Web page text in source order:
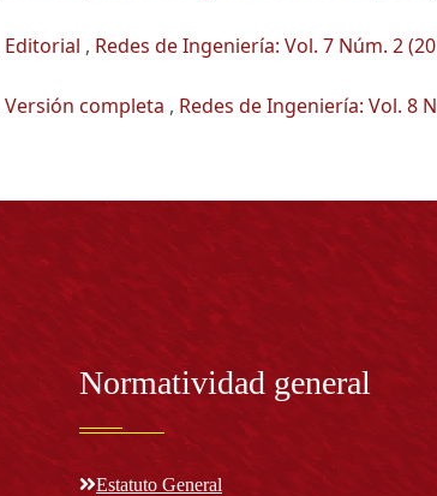
Editorial , Redes de Ingeniería: Vol. 7 Núm. 2
Versión completa , Redes de Ingeniería: Vol. 8
Normatividad general
Estatuto General